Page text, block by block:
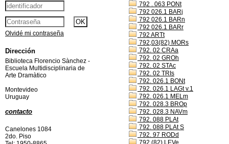
792 . 063 PONt
792 026.1 BARj
792 026.1 BARn
792 026.1 BARr
792 ARTt
792,03(82) MORs
792. 02 CRAa
792. 02 GROh
792. 02 STAc
792. 02 TRIs
792. 026.1 BONt
792. 026.1 LAGt v.1
792. 026.1 MELm
792. 028.3 BROp
792. 028.3 NAVm
792. 088 PLAt
792. 088 PLAt S
792. 97 RODd
792.(82) LEVe
Olvidé mi contraseña
Dirección
Biblioteca Florencio Sànchez -
Escuela Multidisciplinaria de
Arte Dramàtico
Montevideo
Uruguay
contacto
Canelones 1084
2do. Piso